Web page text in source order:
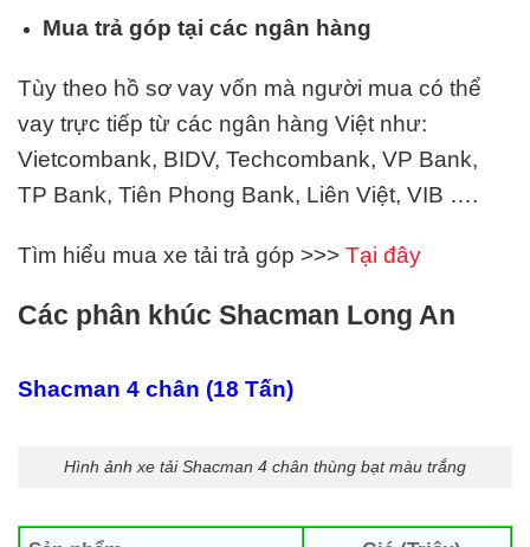
Mua trả góp tại các ngân hàng
Tùy theo hồ sơ vay vốn mà người mua có thể
vay trực tiếp từ các ngân hàng Việt như:
Vietcombank, BIDV, Techcombank, VP Bank,
TP Bank, Tiên Phong Bank, Liên Việt, VIB ….
Tìm hiểu mua xe tải trả góp >>> Tại đây
Các phân khúc Shacman Long An
Shacman 4 chân (18 Tấn)
Hình ảnh xe tải Shacman 4 chân thùng bạt màu trắng